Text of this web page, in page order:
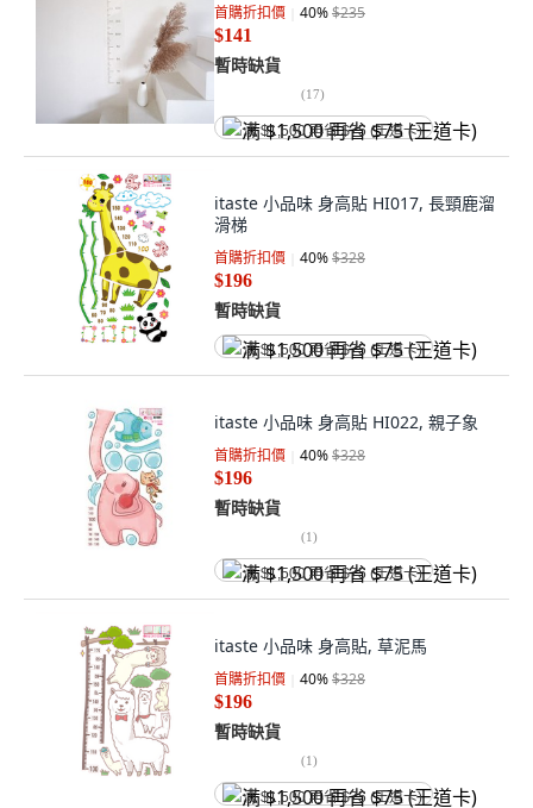
首購折扣價 40%$235
$141
暫時缺貨
(17)
满 $1,500 再省 $75 (王道卡)
itaste 小品味 身高貼 HI017, 長頸鹿溜
滑梯
首購折扣價 40%$328
$196
暫時缺貨
满 $1,500 再省 $75 (王道卡)
itaste 小品味 身高貼 HI022, 親子象
首購折扣價 40%$328
$196
暫時缺貨
(1)
满 $1,500 再省 $75 (王道卡)
itaste 小品味 身高貼, 草泥馬
首購折扣價 40%$328
$196
暫時缺貨
(1)
满 $1,500 再省 $75 (王道卡)